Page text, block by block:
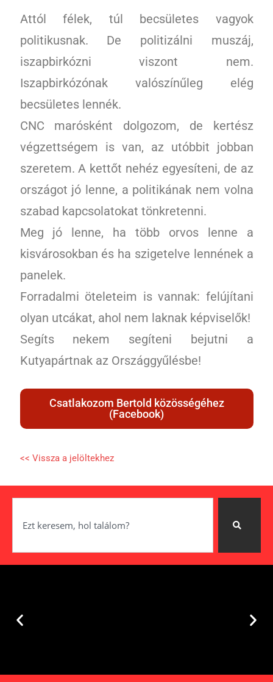
Attól félek, túl becsületes vagyok
politikusnak. De politizálni muszáj,
iszapbirkózni viszont nem.
Iszapbirkózónak valószínűleg elég
becsületes lennék.
CNC marósként dolgozom, de kertész
végzettségem is van, az utóbbit jobban
szeretem. A kettőt nehéz egyesíteni, de az
országot jó lenne, a politikának nem volna
szabad kapcsolatokat tönkretenni.
Meg jó lenne, ha több orvos lenne a
kisvárosokban és ha szigetelve lennének a
panelek.
Forradalmi öteleteim is vannak: felújítani
olyan utcákat, ahol nem laknak képviselők!
Segíts nekem segíteni bejutni a
Kutyapártnak az Országgyűlésbe!
Csatlakozom Bertold közösségéhez
(Facebook)
<< Vissza a jelöltekhez